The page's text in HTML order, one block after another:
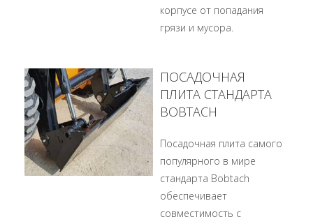
корпусе от попадания
грязи и мусора.
ПОСАДОЧНАЯ
ПЛИТА СТАНДАРТА
BOBTACH
Посадочная плита самого
популярного в мире
стандарта Bobtach
обеспечивает
совместимость с